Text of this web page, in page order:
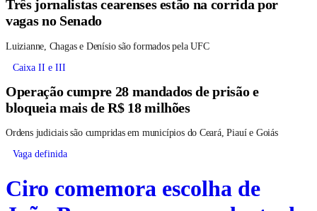
vagas no Senado
Luizianne, Chagas e Denísio são formados pela UFC
Caixa II e III
Operação cumpre 28 mandados de prisão e
bloqueia mais de R$ 18 milhões
Ordens judiciais são cumpridas em municípios do Ceará, Piauí e Goiás
Vaga definida
Ciro comemora escolha de